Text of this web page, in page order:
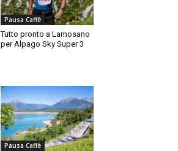
Pausa Caffè
Tutto pronto a Lamosano
per Alpago Sky Super 3
Pausa Caffè